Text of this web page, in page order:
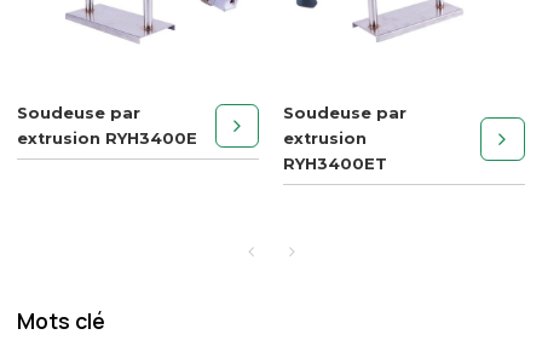
Soudeuse par
extrusion RYH3400E
Soudeuse par
extrusion
RYH3400ET
Mots clé